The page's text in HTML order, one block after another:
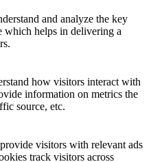
and analyze the key
which helps in delivering a
how visitors interact with
information on metrics the
source, etc.
visitors with relevant ads
track visitors across